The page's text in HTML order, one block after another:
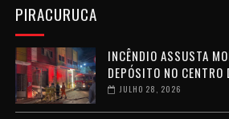
PIRACURUCA
INCÊNDIO ASSUSTA
DEPÓSITO NO CENTRO
JULHO 28, 2026